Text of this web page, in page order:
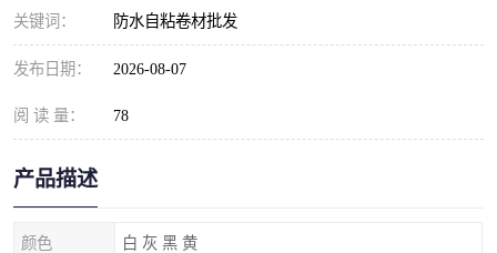
关键词： 防水自粘卷材批发
发布日期： 2026-08-07
阅 读 量： 78
产品描述
颜色 白 灰 黑 黄